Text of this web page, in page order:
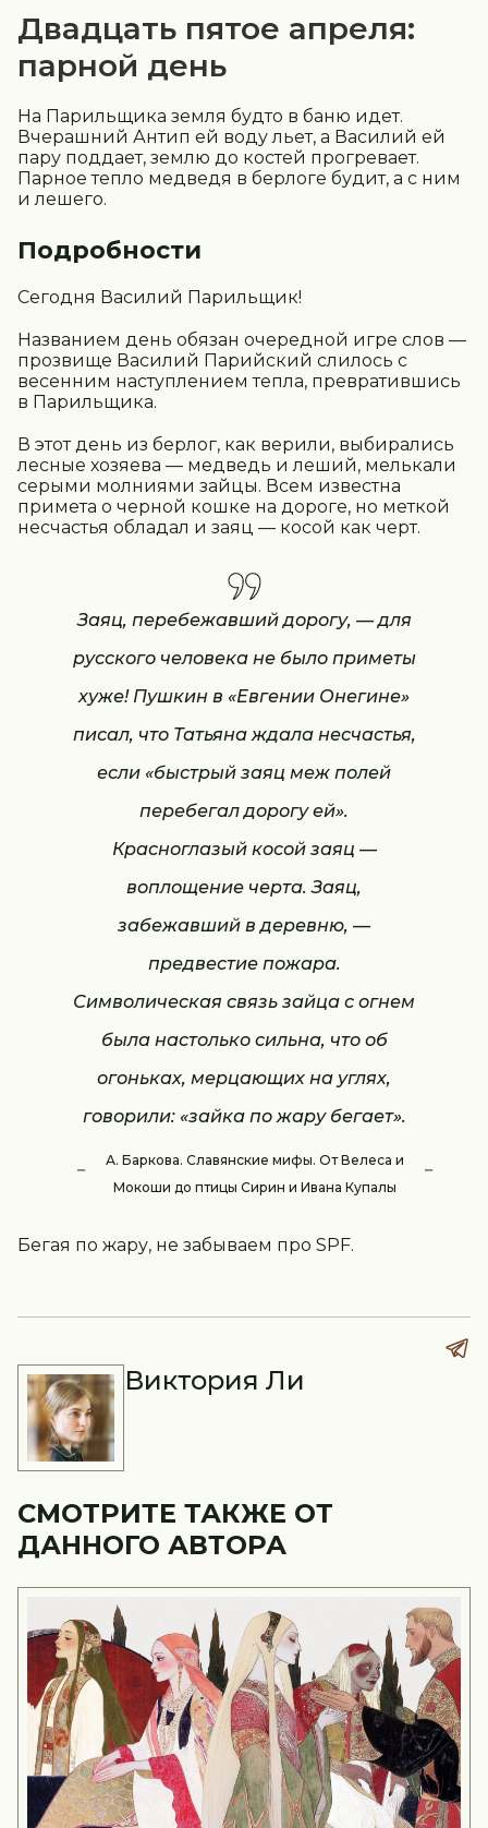
Двадцать пятое апреля:
парной день
На Парильщика земля будто в баню идет.
Вчерашний Антип ей воду льет, а Василий ей
пару поддает, землю до костей прогревает.
Парное тепло медведя в берлоге будит, а с ним
и лешего.
Подробности
Сегодня Василий Парильщик!
Названием день обязан очередной игре слов —
прозвище Василий Парийский слилось с
весенним наступлением тепла, превратившись
в Парильщика.
В этот день из берлог, как верили, выбирались
лесные хозяева — медведь и леший, мелькали
серыми молниями зайцы. Всем известна
примета о черной кошке на дороге, но меткой
несчастья обладал и заяц — косой как черт.
Заяц, перебежавший дорогу, — для
русского человека не было приметы
хуже! Пушкин в «Евгении Онегине»
писал, что Татьяна ждала несчастья,
если «быстрый заяц меж полей
перебегал дорогу ей».
Красноглазый косой заяц —
воплощение черта. Заяц,
забежавший в деревню, —
предвестие пожара.
Символическая связь зайца с огнем
была настолько сильна, что об
огоньках, мерцающих на углях,
говорили: «зайка по жару бегает».
А. Баркова. Славянские мифы. От Велеса и
Мокоши до птицы Сирин и Ивана Купалы
Бегая по жару, не забываем про SPF.
Виктория Ли
СМОТРИТЕ ТАКЖЕ ОТ
ДАННОГО АВТОРА